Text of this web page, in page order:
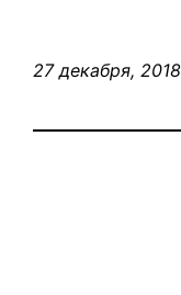
27 декабря, 2018